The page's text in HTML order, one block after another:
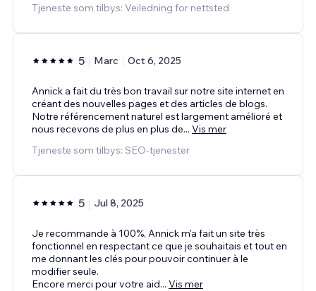
Tjeneste som tilbys: Veiledning for nettsted
5 Marc Oct 6, 2025
Annick a fait du très bon travail sur notre site internet en
créant des nouvelles pages et des articles de blogs.
Notre référencement naturel est largement amélioré et
nous recevons de plus en plus de... Vis mer
Tjeneste som tilbys: SEO-tjenester
5 Jul 8, 2025
Je recommande à 100%, Annick m'a fait un site très
fonctionnel en respectant ce que je souhaitais et tout en
me donnant les clés pour pouvoir continuer à le
modifier seule.
Encore merci pour votre aid... Vis mer